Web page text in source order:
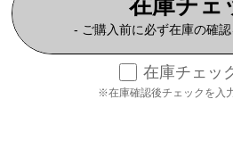
- ご購入前に必ず在庫の確
在庫チェッ
※在庫確認後チェックを入